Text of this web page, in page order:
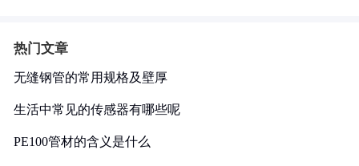
热门文章
无缝钢管的常用规格及壁厚
生活中常见的传感器有哪些呢
PE100管材的含义是什么